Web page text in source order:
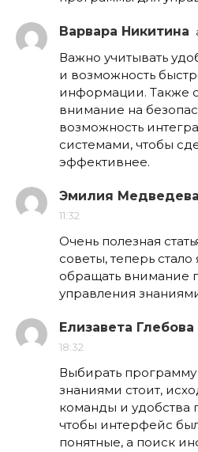
Варвара Никитина
Важно учитывать
и возможность
информации. Также
внимание на
возможность
системами, чтобы
эффективнее.
Эмилия Медведева
11:32
Очень полезная
советы, теперь стало
обращать внимание
управления
Елизавета Глебова
18:32
Выбирать
знаниями стоит,
команды и удобства
чтобы интерфейс
понятные, а поиск